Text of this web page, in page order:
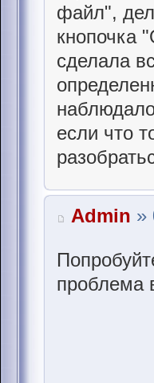
файл",
кнопочка
сделала
если что
Admin »
проблема